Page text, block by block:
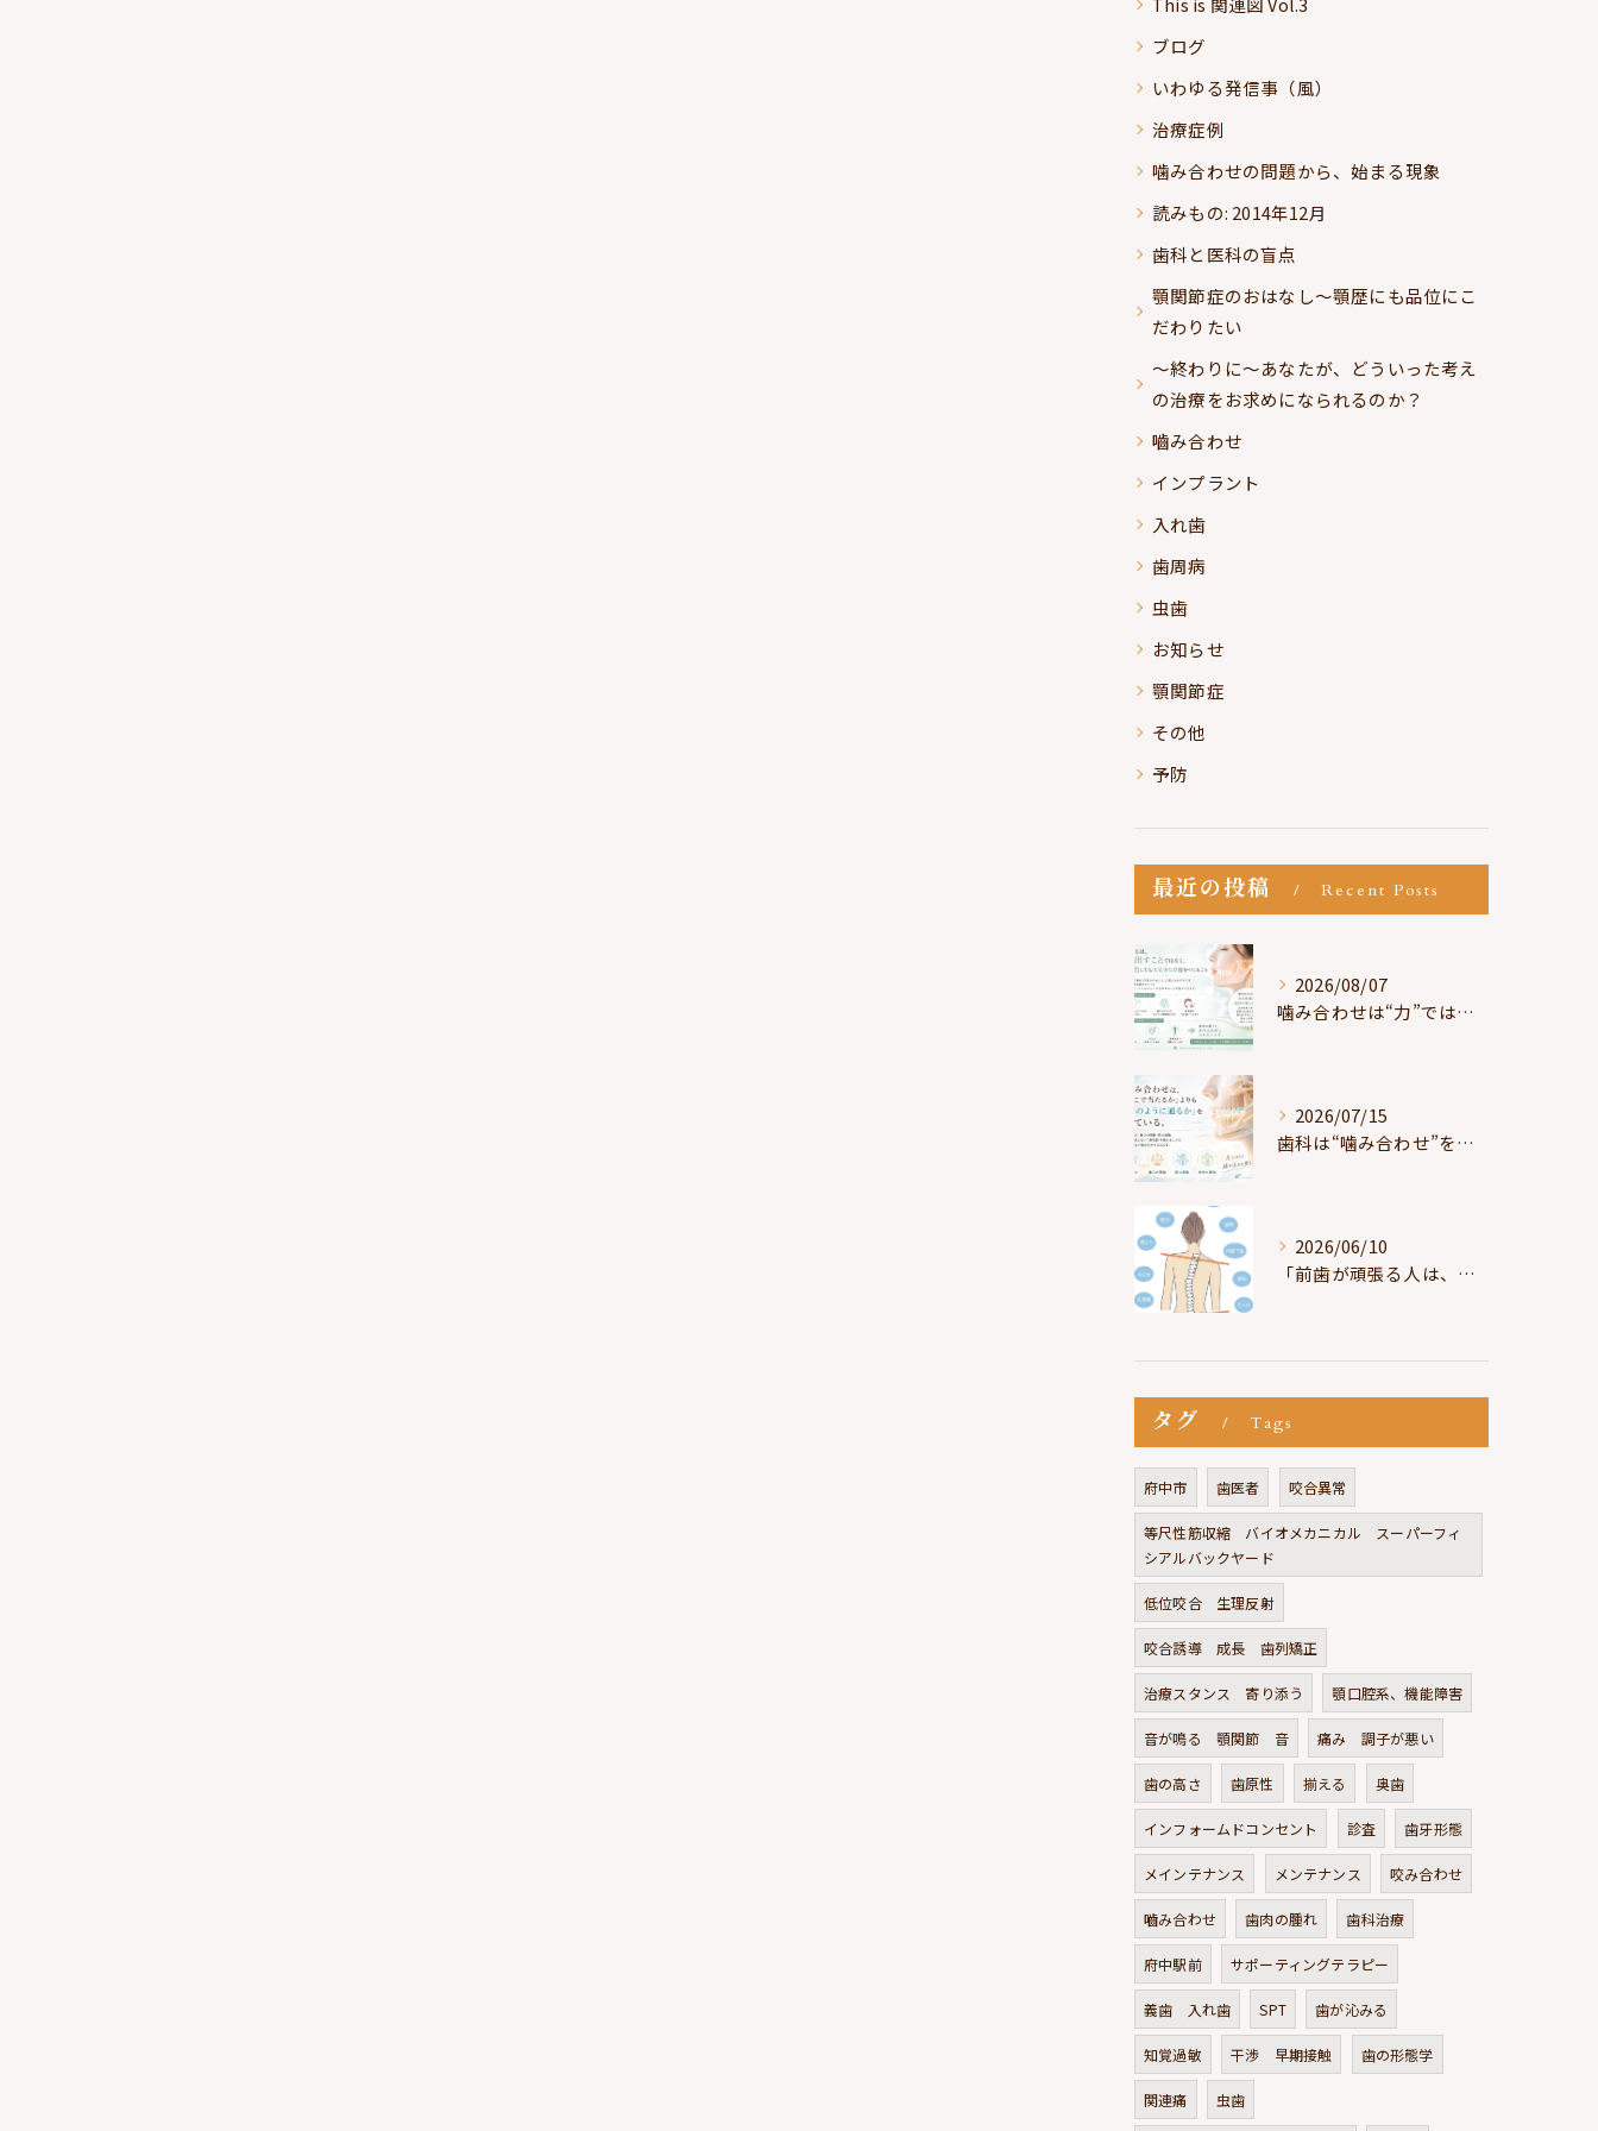
ブログ
いわゆる発信事（風）
治療症例
噛み合わせの問題から、始まる現象
読みもの: 2014年12月
歯科と医科の盲点
顎関節症のおはなし～顎歴にも品位にこ
だわりたい
～終わりに～あなたが、どういった考え
の治療をお求めになられるのか？
嚙み合わせ
インプラント
入れ歯
歯周病
虫歯
お知らせ
顎関節症
その他
予防
最近の投稿 Recent Posts
2026/08/07
噛み合わせは“力”ではなく“許可”である
2026/07/15
歯科は“噛み合わせ”を見ているが、身体は“通り道”を見ている
2026/06/10
「前歯が頑張る人は、だいたい疲れている」
タグ Tags
府中市 歯医者 咬合異常
等尺性筋収縮 バイオメカニカル スーパーフィ
シアルバックヤード
低位咬合 生理反射
咬合誘導 成長 歯列矯正
治療スタンス 寄り添う 顎口腔系、機能障害
音が鳴る 顎関節 音 痛み 調子が悪い
歯の高さ 歯原性 揃える 奥歯
インフォームドコンセント 診査 歯牙形態
メインテナンス メンテナンス 咬み合わせ
嚙み合わせ 歯肉の腫れ 歯科治療
府中駅前 サポーティングテラピー
義歯 入れ歯 SPT 歯が沁みる
知覚過敏 干渉 早期接触 歯の形態学
関連痛 虫歯